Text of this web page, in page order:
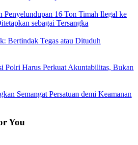
Penyelundupan 16 Ton Timah Ilegal ke
sebagai Tersangka
Bertindak Tegas atau Dituduh
Polri Harus Perkuat Akuntabilitas, Bukan
Semangat Persatuan demi Keamanan
You